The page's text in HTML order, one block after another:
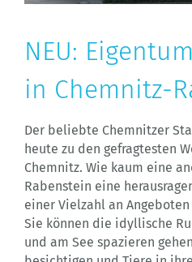
NEU:
in Chemnitz-
Der beliebte Chemnitzer
heute zu den gefragtesten
Chemnitz. Wie kaum eine
Rabenstein eine
einer Vielzahl an
Sie können die idyllische
und am See spazieren